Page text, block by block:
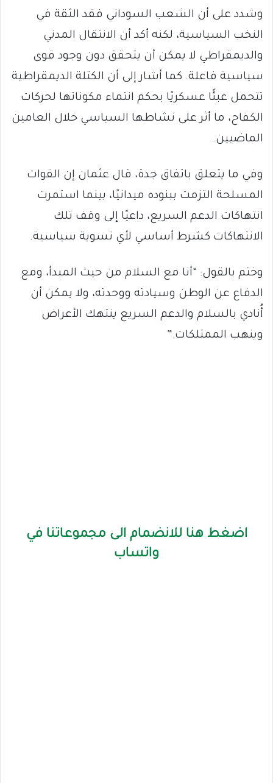
وشدد على أن الشعب السوداني فقد الثقة في
النخب السياسية، لكنه أكد أن الانتقال المدني
والديمقراطي لا يمكن أن يتحقق دون وجود قوى
سياسية فاعلة. كما أشار إلى أن الكتلة الديمقراطية
تتحمل عبئًا عسكريًا بحكم انتماء مكوناتها لحركات
الكفاح، ما أثر على نشاطها السياسي خلال العامين
الماضيين.
وفي ما يتعلق باتفاق جدة، قال عثمان إن القوات
المسلحة التزمت ببنوده ميدانيًا، بينما استمرت
انتهاكات الدعم السريع، داعيًا إلى وقف تلك
الانتهاكات كشرط أساسي لأي تسوية سياسية.
وختم بالقول: “أنا مع السلام من حيث المبدأ، ومع
الدفاع عن الوطن وسيادته ووحدته، ولا يمكن أن
أُنادي بالسلام والدعم السريع ينتهك الأعراض
وينهب الممتلكات.”
اضغط هنا للانضمام الى مجموعاتنا في
واتساب